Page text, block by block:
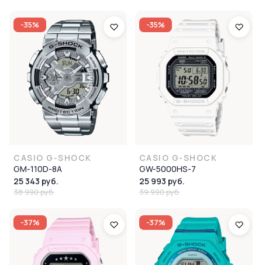
-35%
CASIO G-SHOCK
GM-110D-8A
25 343 руб.
38 990 руб.
-35%
CASIO G-SHOCK
GW-5000HS-7
25 993 руб.
39 990 руб.
-37% -37%